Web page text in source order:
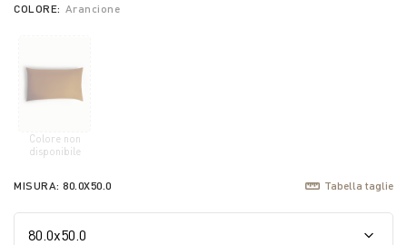
COLORE: Arancione
Colore non
disponibile
selected
MISURA: 80.0X50.0 Tabella taglie